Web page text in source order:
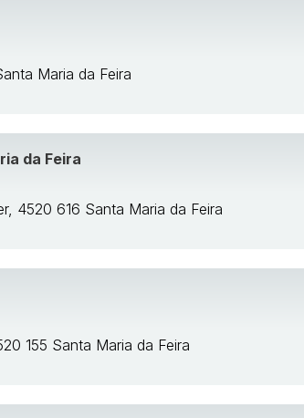
Maria da Feira
da Feira
4520 616 Santa Maria da Feira
155 Santa Maria da Feira